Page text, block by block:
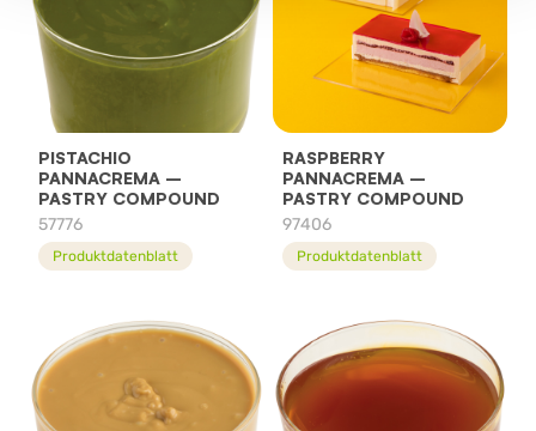
PISTACHIO
PANNACREMA –
PASTRY COMPOUND
57776
Produktdatenblatt
RASPBERRY
PANNACREMA –
PASTRY COMPOUND
97406
Produktdatenblatt